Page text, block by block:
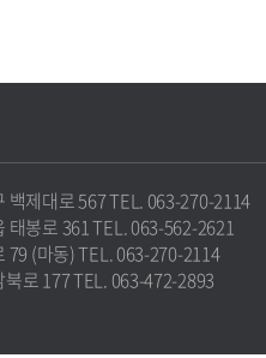
백제대로 567 TEL. 063-270-2114
태봉로 361 TEL. 063-562-2621
79 (마동) TEL. 063-270-2114
로 177 TEL. 063-472-2893